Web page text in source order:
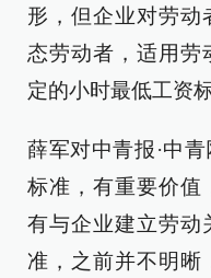
形，但企业对劳动
态劳动者，适用劳
定的小时最低工资标
薛军对中青报·中
标准，有重要价值
有与企业建立劳动
准，之前并不明晰